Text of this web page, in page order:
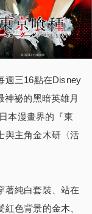
週三16點在Disney
祕的黑暗英雄月
本漫畫界的『東
與主角金木研〈活
著純白套裝、站在
色背景的金木、